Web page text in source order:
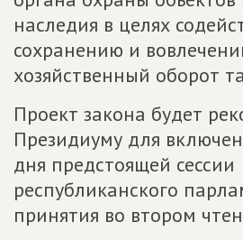
наследия в целях
сохранению и
хозяйственный оборот
Проект закона будет
Президиуму для
дня предстоящей сессии
республиканского
принятия во втором